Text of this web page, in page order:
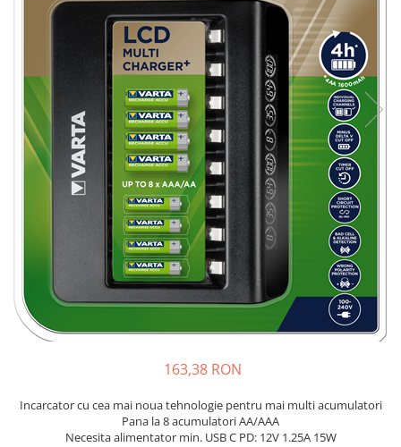
Sisteme de management (BMS)
Redresoare, incarcatoare si testere
Redresoare auto, moto, barci si
stationare
163,38 RON
Incarcator cu cea mai noua tehnologie pentru mai multi acumulatori
Pana la 8 acumulatori AA/AAA
Necesita alimentator min. USB C PD: 12V 1.25A 15W